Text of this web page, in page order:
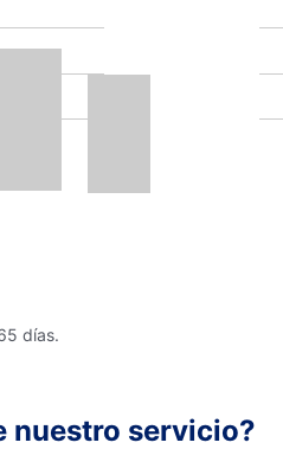
días.
nuestro servicio?